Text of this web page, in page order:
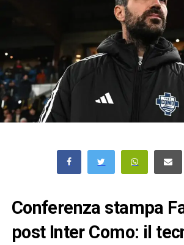
Conferenza stampa
post Inter Como: il